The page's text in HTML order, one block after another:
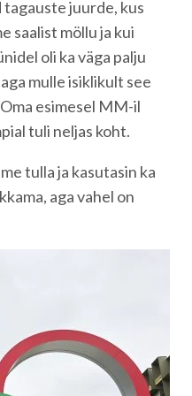
tagauste juurde, kus
saalist möllu ja kui
oli ka väga palju
mulle isiklikult see
esimesel MM-il
tuli neljas koht.
tulla ja kasutasin ka
aga vahel on